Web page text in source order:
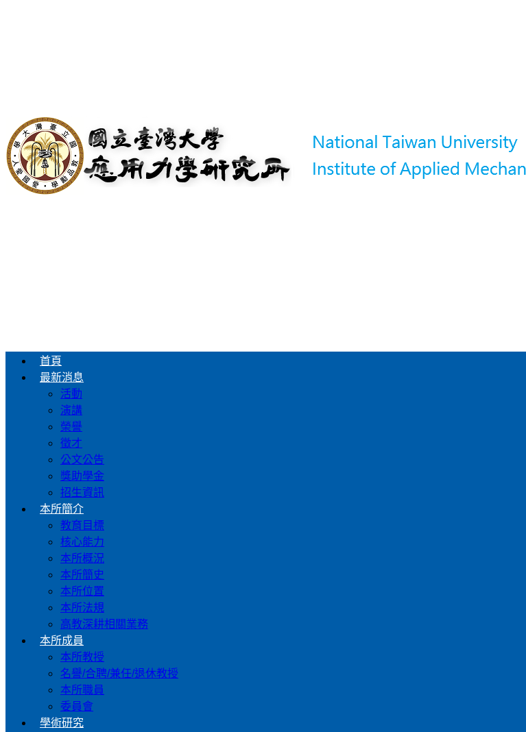
首頁
最新消息
活動
演講
榮譽
徵才
公文公告
獎助學金
招生資訊
本所簡介
教育目標
核心能力
本所概況
本所簡史
本所位置
本所法規
高教深耕相關業務
本所成員
本所教授
名譽/合聘/兼任/退休教授
本所職員
委員會
學術研究